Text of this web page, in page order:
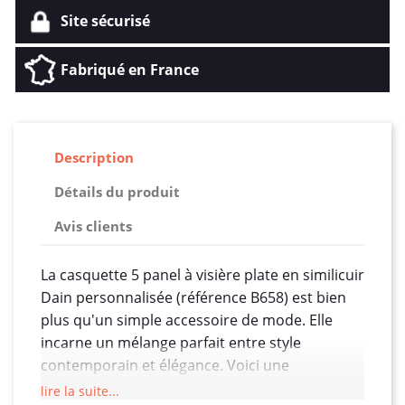
Site sécurisé
Fabriqué en France
Description
Détails du produit
Avis clients
La casquette 5 panel à visière plate en similicuir
Dain personnalisée (référence B658) est bien
plus qu'un simple accessoire de mode. Elle
incarne un mélange parfait entre style
contemporain et élégance. Voici une
description détaillée de cette casquette unique
lire la suite...